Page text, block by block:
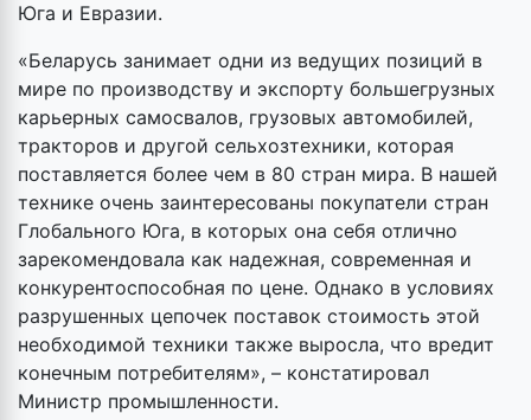
Юга и Евразии.
«Беларусь занимает одни из ведущих позиций в
мире по производству и экспорту большегрузных
карьерных самосвалов, грузовых автомобилей,
тракторов и другой сельхозтехники, которая
поставляется более чем в 80 стран мира. В нашей
технике очень заинтересованы покупатели стран
Глобального Юга, в которых она себя отлично
зарекомендовала как надежная, современная и
конкурентоспособная по цене. Однако в условиях
разрушенных цепочек поставок стоимость этой
необходимой техники также выросла, что вредит
конечным потребителям», – констатировал
Министр промышленности.